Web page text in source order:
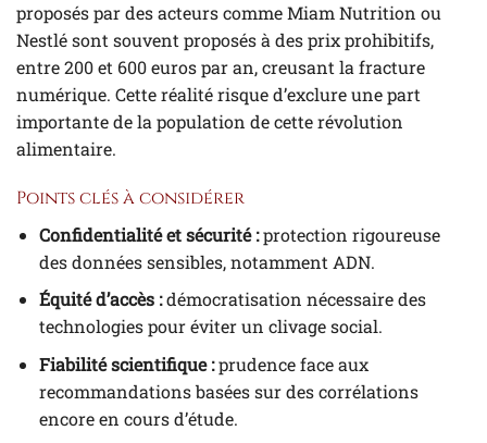
proposés par des acteurs comme Miam Nutrition ou
Nestlé sont souvent proposés à des prix prohibitifs,
entre 200 et 600 euros par an, creusant la fracture
numérique. Cette réalité risque d’exclure une part
importante de la population de cette révolution
alimentaire.
Points clés à considérer
Confidentialité et sécurité :protection rigoureuse
des données sensibles, notamment ADN.
Équité d’accès :démocratisation nécessaire des
technologies pour éviter un clivage social.
Fiabilité scientifique :prudence face aux
recommandations basées sur des corrélations
encore en cours d’étude.